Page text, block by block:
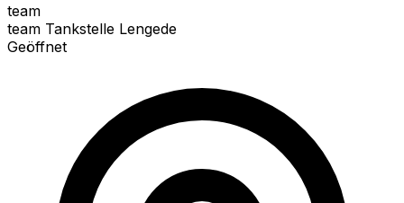
team
team Tankstelle Lengede
Geöffnet